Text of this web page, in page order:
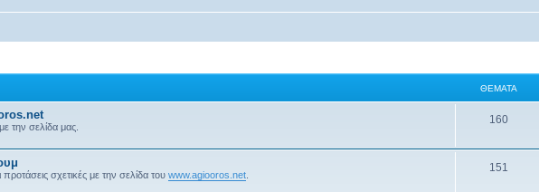
ΘΈΜΑΤΑ
την σελίδα μας.
160
σχετικές με την σελίδα του www.agiooros.net
151